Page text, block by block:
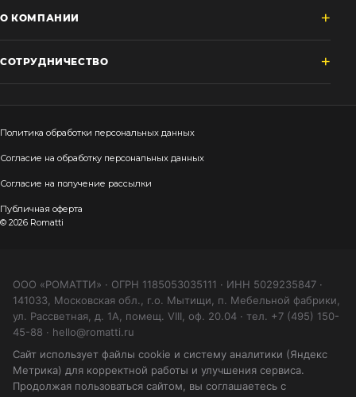
О КОМПАНИИ
СОТРУДНИЧЕСТВО
Политика обработки персональных данных
Согласие на обработку персональных данных
Согласие на получение рассылки
Публичная оферта
© 2026 Romatti
ООО «РОМАТТИ» · ОГРН 1185053035111 · ИНН 5029235847 ·
141033, Московская обл., г.о. Мытищи, п. Мебельной фабрики,
ул. Рассветная, д. 1А, помещ. VIII, оф. 20.04 · тел. +7 (495) 150-
45-88 · hello@romatti.ru
Сайт использует файлы cookie и систему аналитики (Яндекс
Метрика) для корректной работы и улучшения сервиса.
Продолжая пользоваться сайтом, вы соглашаетесь с